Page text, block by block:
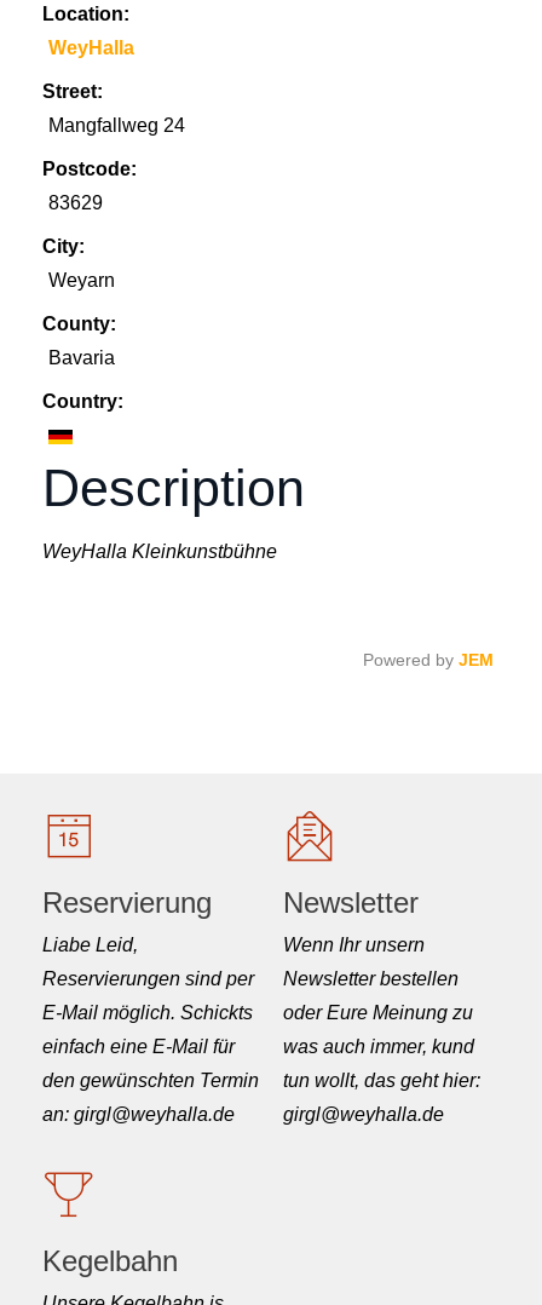
Location:
WeyHalla
Street:
Mangfallweg 24
Postcode:
83629
City:
Weyarn
County:
Bavaria
Country:
Description
WeyHalla Kleinkunstbühne
Powered by JEM
Reservierung
Liabe Leid,
Reservierungen sind per
E-Mail möglich. Schickts
einfach eine E-Mail für
den gewünschten Termin
an: girgl@weyhalla.de
Newsletter
Wenn Ihr unsern
Newsletter bestellen
oder Eure Meinung zu
was auch immer, kund
tun wollt, das geht hier:
girgl@weyhalla.de
Kegelbahn